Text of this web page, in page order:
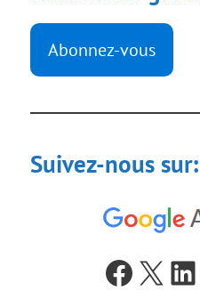
Abonnez-vous
Suivez-nous sur:
X